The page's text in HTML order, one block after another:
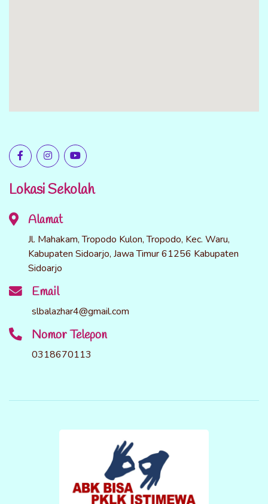
Lokasi Sekolah
Alamat
Jl. Mahakam, Tropodo Kulon, Tropodo, Kec. Waru,
Kabupaten Sidoarjo, Jawa Timur 61256 Kabupaten
Sidoarjo
Email
slbalazhar4@gmail.com
Nomor Telepon
0318670113